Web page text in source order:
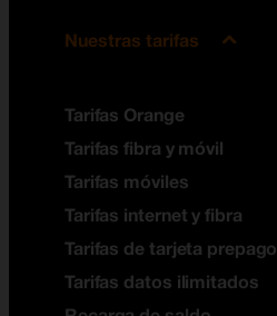
Nuestras tarifas
Tarifas Orange
Tarifas fibra y móvil
Tarifas móviles
Tarifas internet y fibra
Tarifas de tarjeta prepago
Tarifas datos ilimitados